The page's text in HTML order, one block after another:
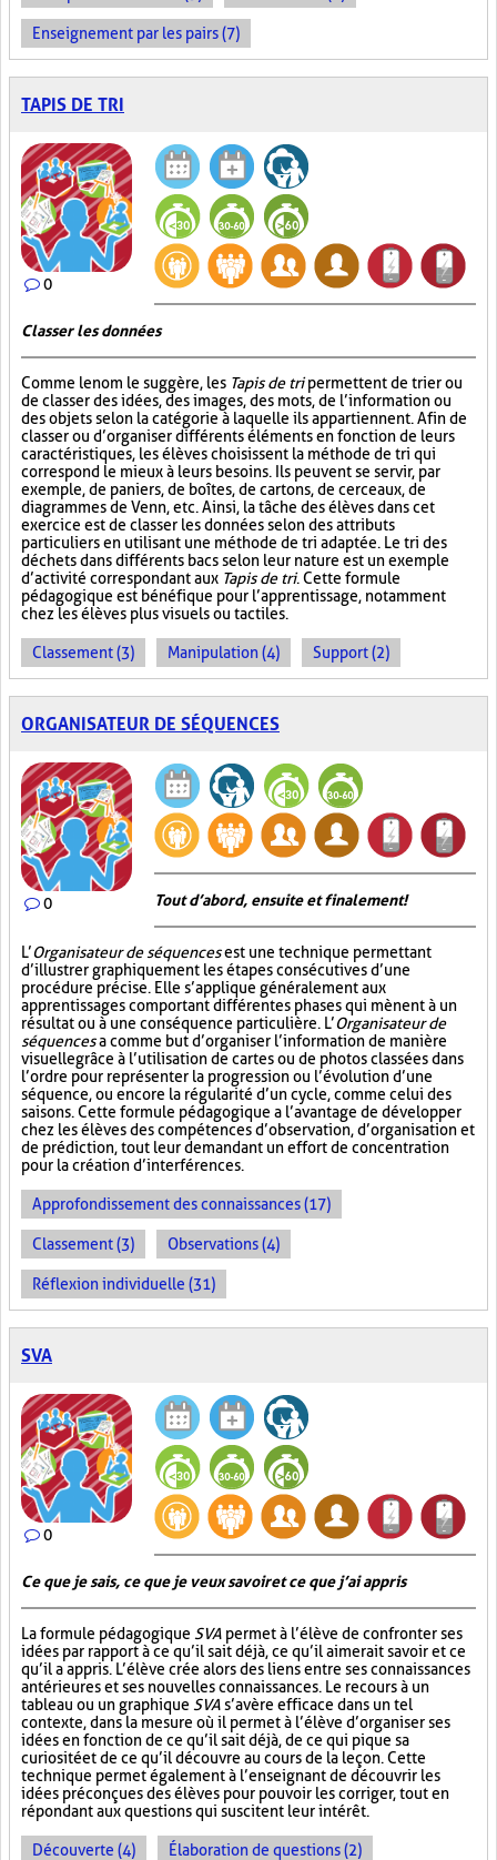
Enseignement par les pairs (7)
TAPIS DE TRI
0
Classer les données
Comme le nom le suggère, les Tapis de tripermettent de trier ou
de classer des idées, des images, des mots, de l’information ou
des objets selon la catégorie à laquelle ils appartiennent. Afin de
classer ou d’organiser différents éléments en fonction de leurs
caractéristiques, les élèves choisissent la méthode de tri qui
correspond le mieux à leurs besoins. Ils peuvent se servir, par
exemple, de paniers, de boîtes, de cartons, de cerceaux, de
diagrammes de Venn, etc. Ainsi, la tâche des élèves dans cet
exercice est de classer les données selon des attributs
particuliers en utilisant une méthode de tri adaptée. Le tri des
déchets dans différents bacs selon leur nature est un exemple
d’activité correspondant aux Tapis de tri. Cette formule
pédagogique est bénéfique pour l’apprentissage, notamment
chez les élèves plus visuels ou tactiles.
Classement (3) Manipulation (4) Support (2)
ORGANISATEUR DE SÉQUENCES
0 Tout d’abord, ensuite et finalement!
L’Organisateur de séquencesest une technique permettant
d’illustrer graphiquement les étapes consécutives d’une
procédure précise. Elle s’applique généralement aux
apprentissages comportant différentes phases qui mènent à un
résultat ou à une conséquence particulière. L’Organisateur de
séquencesa comme but d’organiser l’information de manière
visuellegrâce à l’utilisation de cartes ou de photos classées dans
l’ordre pour représenter la progression ou l’évolution d’une
séquence, ou encore la régularité d’un cycle, comme celui des
saisons. Cette formule pédagogique a l’avantage de développer
chez les élèves des compétences d’observation, d’organisation et
de prédiction, tout leur demandant un effort de concentration
pour la création d’interférences.
Approfondissement des connaissances (17)
Classement (3) Observations (4)
Réflexion individuelle (31)
SVA
0
Ce que je sais, ce que je veux savoir et ce que j’ai appris
La formule pédagogique SVA permet à l’élève de confronter ses
idées par rapport à ce qu’il sait déjà, ce qu’il aimerait savoir et ce
qu’il a appris. L’élève crée alors des liens entre ses connaissances
antérieures et ses nouvelles connaissances. Le recours à un
tableau ou un graphique SVA s’avère efficace dans un tel
contexte, dans la mesure où il permet à l’élève d’organiser ses
idées en fonction de ce qu’il sait déjà, de ce qui pique sa
curiosité et de ce qu’il découvre au cours de la leçon. Cette
technique permet également à l’enseignant de découvrir les
idées préconçues des élèves pour pouvoir les corriger, tout en
répondant aux questions qui suscitent leur intérêt.
Découverte (4) Élaboration de questions (2)